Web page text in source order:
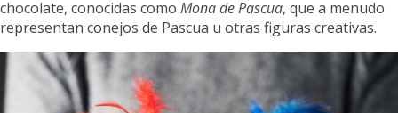
chocolate, conocidas como Mona de Pascua, que a menudo
representan conejos de Pascua u otras figuras creativas.